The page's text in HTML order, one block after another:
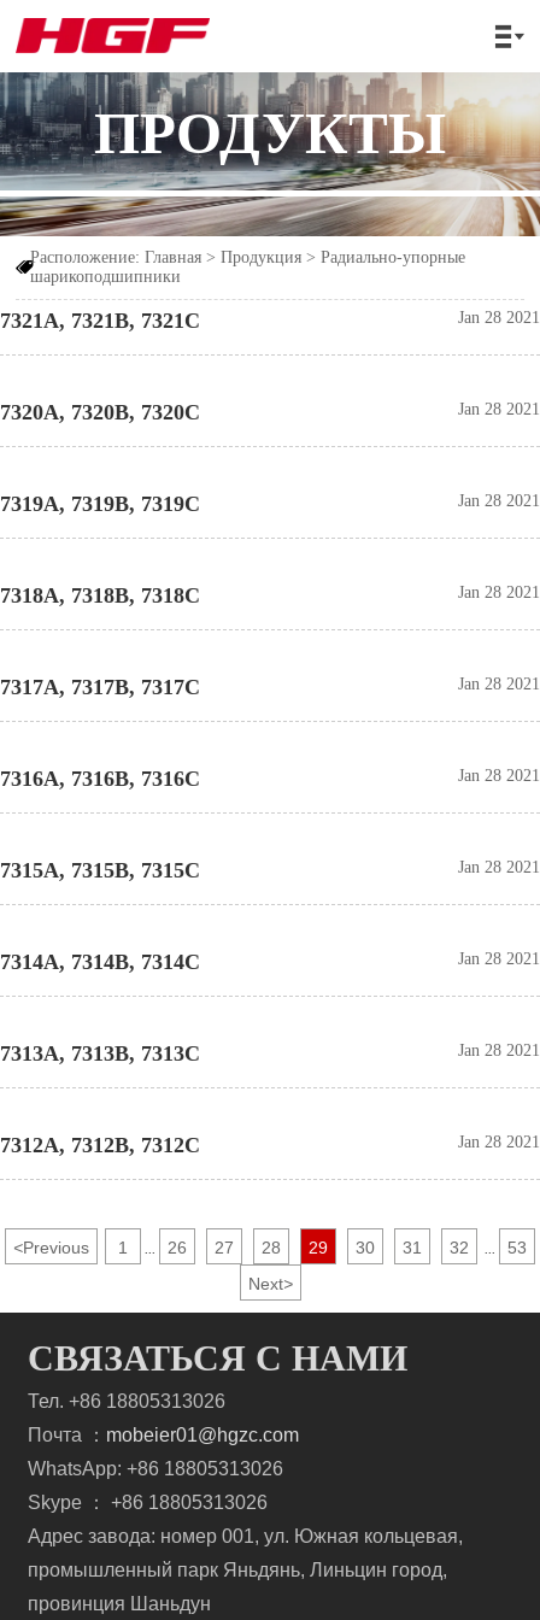

ПРОДУКТЫ

Расположение:Главная >Продукция >Радиально-упорные
шарикоподшипники
7321A, 7321B, 7321C Jan 28 2021
7320A, 7320B, 7320C Jan 28 2021
7319A, 7319B, 7319C Jan 28 2021
7318A, 7318B, 7318C Jan 28 2021
7317A, 7317B, 7317C Jan 28 2021
7316A, 7316B, 7316C Jan 28 2021
7315A, 7315B, 7315C Jan 28 2021
7314A, 7314B, 7314C Jan 28 2021
7313A, 7313B, 7313C Jan 28 2021
7312A, 7312B, 7312C Jan 28 2021
<Previous 1 26 27 28 29 30 31 32
53
Next>
СВЯЗАТЬСЯ С НАМИ
Тел. +86 18805313026
Почта ： mobeier01@hgzc.com
WhatsApp: +86 18805313026
Skype ： +86 18805313026
Адрес завода: номер 001, ул. Южная кольцевая,
промышленный парк Яньдянь, Линьцин город,
провинция Шаньдун